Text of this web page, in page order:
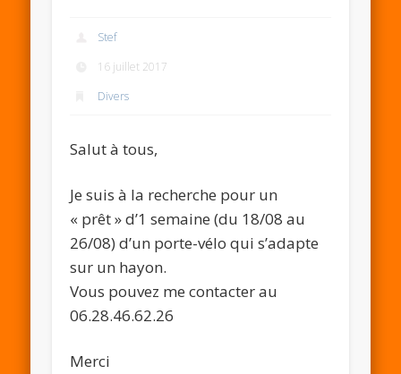
Stef
16 juillet 2017
Divers
Salut à tous,
Je suis à la recherche pour un
« prêt » d’1 semaine (du 18/08 au
26/08) d’un porte-vélo qui s’adapte
sur un hayon.
Vous pouvez me contacter au
06.28.46.62.26
Merci